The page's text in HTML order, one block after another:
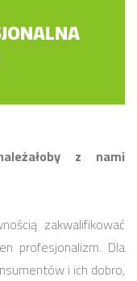
z nami
zakwalifikować
profesjonalizm. Dla
i ich dobro,